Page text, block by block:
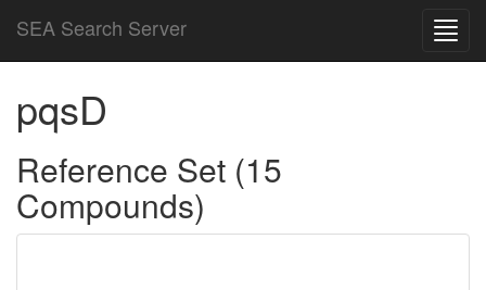
SEA Search Server
pqsD
Reference Set (15
Compounds)